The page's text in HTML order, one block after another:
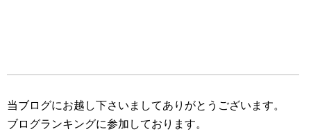
当ブログにお越し下さいましてありがとうございます。
ブログランキングに参加しております。